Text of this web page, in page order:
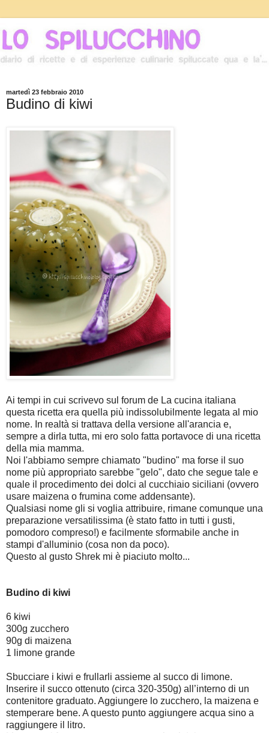
martedì 23 febbraio 2010
Budino di kiwi
Ai tempi in cui scrivevo sul forum de La cucina italiana
questa ricetta era quella più indissolubilmente legata al mio
nome. In realtà si trattava della versione all'arancia e,
sempre a dirla tutta, mi ero solo fatta portavoce di una ricetta
della mia mamma.
Noi l'abbiamo sempre chiamato "budino" ma forse il suo
nome più appropriato sarebbe "gelo", dato che segue tale e
quale il procedimento dei dolci al cucchiaio siciliani (ovvero
usare maizena o frumina come addensante).
Qualsiasi nome gli si voglia attribuire, rimane comunque una
preparazione versatilissima (è stato fatto in tutti i gusti,
pomodoro compreso!) e facilmente sformabile anche in
stampi d'alluminio (cosa non da poco).
Questo al gusto Shrek mi è piaciuto molto...
Budino di kiwi
6 kiwi
300g zucchero
90g di maizena
1 limone grande
Sbucciare i kiwi e frullarli assieme al succo di limone.
Inserire il succo ottenuto (circa 320-350g) all’interno di un
contenitore graduato. Aggiungere lo zucchero, la maizena e
stemperare bene. A questo punto aggiungere acqua sino a
raggiungere il litro.